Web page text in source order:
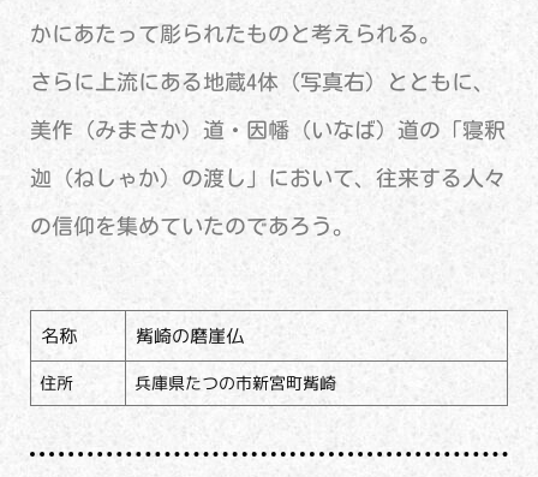
かにあたって彫られたものと考えられる。
さらに上流にある地蔵4体（写真右）とともに、
美作 （みまさか） 道・因幡 （いなば）道の「寝釈
迦 （ねしゃか） の渡し」において、往来する人々
の信仰を集めていたのであろう。
名称 觜崎の磨崖仏
住所 兵庫県たつの市新宮町觜崎